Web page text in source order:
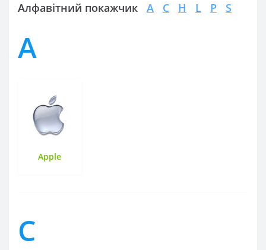
Алфавітний покажчик A C H L P S
A
Apple
C